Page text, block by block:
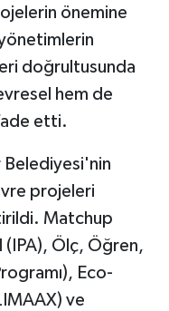
önemine
doğrultusunda
hem de
etti.
Belediyesi'nin
projeleri
Matchup
Ölç, Öğren,
Eco-
ve